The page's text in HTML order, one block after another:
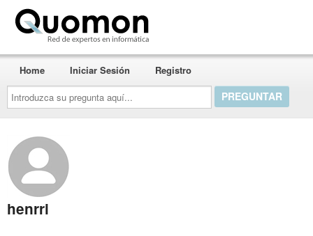
Introduzca
su
pregunta
aquí...
Home Iniciar Sesión Registro
henrri